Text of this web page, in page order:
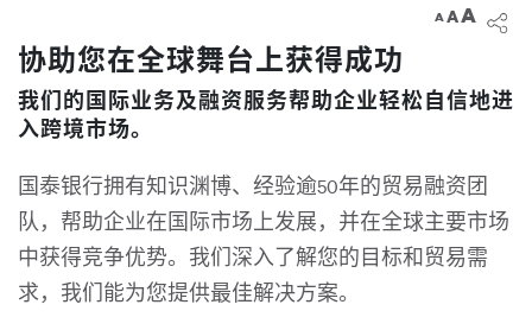
A
A A
协助您在全球舞台上获得成功
我们的国际业务及融资服务帮助企业轻松自信地进
入跨境市场。
国泰银行拥有知识渊博、经验逾50年的贸易融资团
队，帮助企业在国际市场上发展，并在全球主要市场
中获得竞争优势。我们深入了解您的目标和贸易需
求，我们能为您提供最佳解决方案。